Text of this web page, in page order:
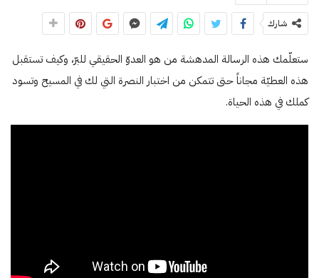
شارك
ستعلّمك هذه الرسالة المدهشة من هو العدوّ الحقيقي للبرّ، وكيف تستقبل
هذه العطيّة مجاناً حتى تتمكن من اختبار النصرة التي لك في المسيح وتسود
كملك في هذه الحياة.